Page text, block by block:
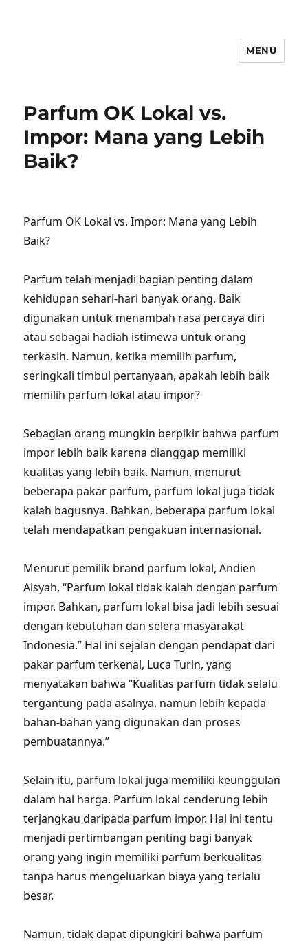
MENU
Parfum OK Lokal vs.
Impor: Mana yang Lebih
Baik?
Parfum OK Lokal vs. Impor: Mana yang Lebih
Baik?
Parfum telah menjadi bagian penting dalam
kehidupan sehari-hari banyak orang. Baik
digunakan untuk menambah rasa percaya diri
atau sebagai hadiah istimewa untuk orang
terkasih. Namun, ketika memilih parfum,
seringkali timbul pertanyaan, apakah lebih baik
memilih parfum lokal atau impor?
Sebagian orang mungkin berpikir bahwa parfum
impor lebih baik karena dianggap memiliki
kualitas yang lebih baik. Namun, menurut
beberapa pakar parfum, parfum lokal juga tidak
kalah bagusnya. Bahkan, beberapa parfum lokal
telah mendapatkan pengakuan internasional.
Menurut pemilik brand parfum lokal, Andien
Aisyah, “Parfum lokal tidak kalah dengan parfum
impor. Bahkan, parfum lokal bisa jadi lebih sesuai
dengan kebutuhan dan selera masyarakat
Indonesia.” Hal ini sejalan dengan pendapat dari
pakar parfum terkenal, Luca Turin, yang
menyatakan bahwa “Kualitas parfum tidak selalu
tergantung pada asalnya, namun lebih kepada
bahan-bahan yang digunakan dan proses
pembuatannya.”
Selain itu, parfum lokal juga memiliki keunggulan
dalam hal harga. Parfum lokal cenderung lebih
terjangkau daripada parfum impor. Hal ini tentu
menjadi pertimbangan penting bagi banyak
orang yang ingin memiliki parfum berkualitas
tanpa harus mengeluarkan biaya yang terlalu
besar.
Namun, tidak dapat dipungkiri bahwa parfum